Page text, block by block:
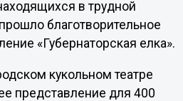
в трудной
благотворительное
«Губернаторская елка».
кукольном театре
представление для 400